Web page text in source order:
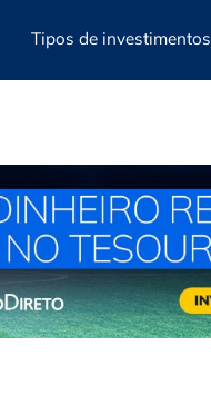
Tipos de investimentos